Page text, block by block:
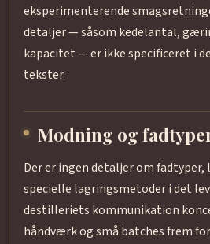
eksperimenterende
detaljer — såsom kedelantal,
kapacitet — er ikke specificeret i
tekster.
Modning og
Der er ingen detaljer om
specielle lagringsmetoder i det
destilleriets kommunikation
håndværk og små batches frem